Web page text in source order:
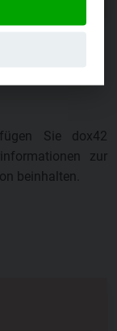
Sie dox42
zur
beinhalten.